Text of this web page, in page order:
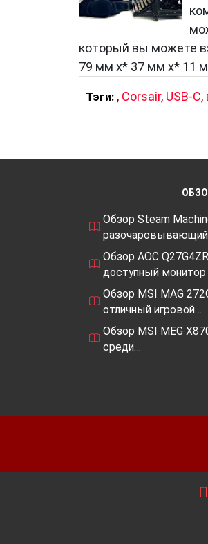
который вы можете
79 мм x* 37 мм x* 11
Тэги: , Corsair, USB-C,
Обзор Steam
Обзор AOC
доступный
Обзор MSI MAG
отличный игровой…
Обзор MSI MEG
среди…